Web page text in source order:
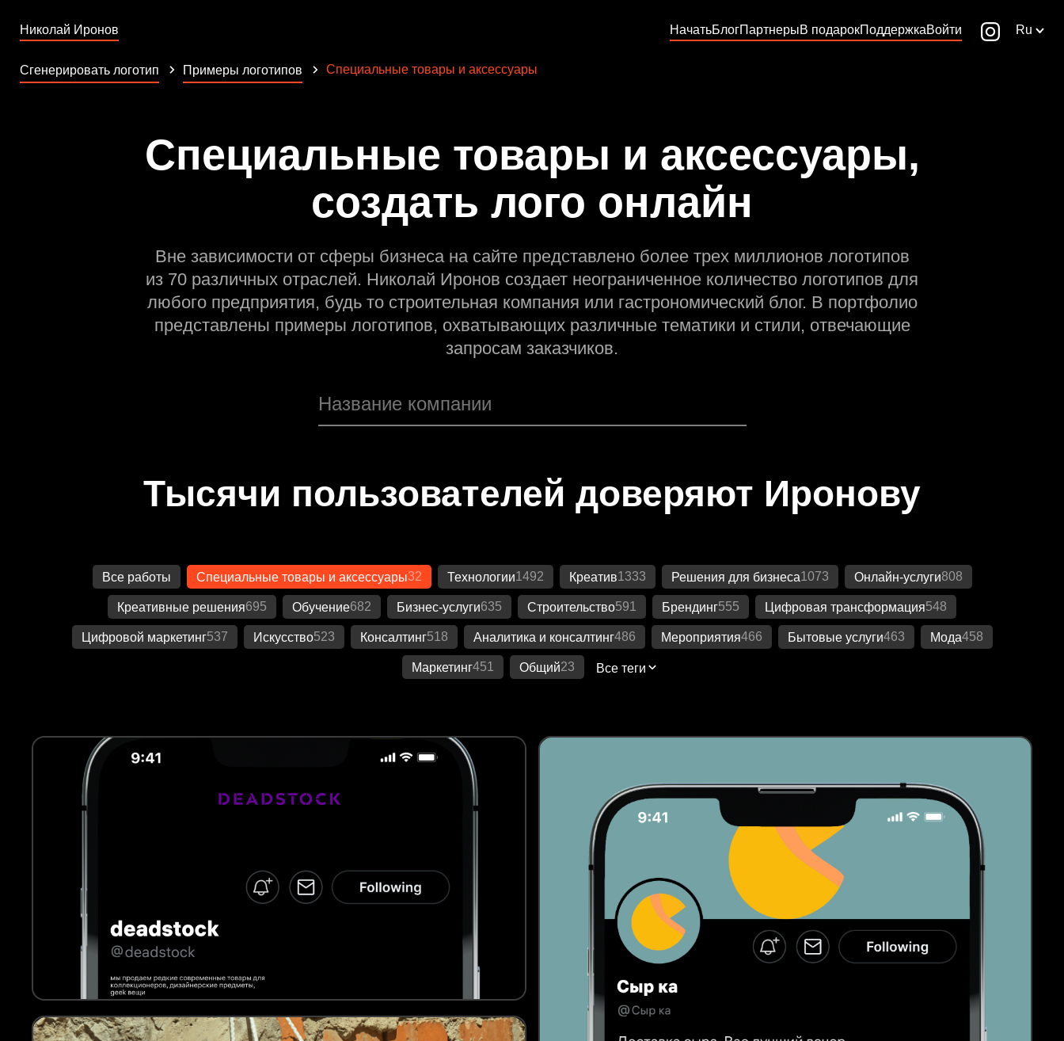
Николай Иронов НачатьБлогПартнерыВ подарокПоддержкаВойти Ru
Сгенерировать логотип Примеры логотипов Специальные товары и аксессуары
Специальные товары и аксессуары,
создать лого онлайн
Вне зависимости от сферы бизнеса на сайте представлено более трех миллионов логотипов
из 70 различных отраслей. Николай Иронов создает неограниченное количество логотипов для
любого предприятия, будь то строительная компания или гастрономический блог. В портфолио
представлены примеры логотипов, охватывающих различные тематики и стили, отвечающие
запросам заказчиков.
Тысячи пользователей доверяют Иронову
Все работы Специальные товары и аксессуары32 Технологии1492 Креатив1333 Решения для бизнеса1073 Онлайн-услуги808
Креативные решения695 Обучение682 Бизнес-услуги635 Строительство591 Брендинг555 Цифровая трансформация548
Цифровой маркетинг537 Искусство523 Консалтинг518 Аналитика и консалтинг486 Мероприятия466 Бытовые услуги463 Мода458
Маркетинг451 Общий23 Все теги